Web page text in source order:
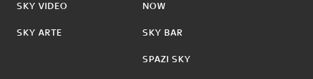
SKY VIDEO
SKY ARTE
NOW
SKY BAR
SPAZI SKY